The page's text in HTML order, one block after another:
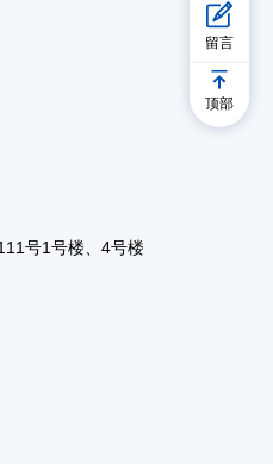
号1号楼、4号楼
留言
顶部